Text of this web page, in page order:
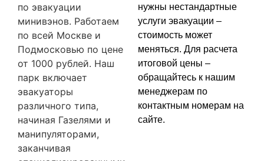
по эвакуации
минивэнов. Работаем
по всей Москве и
Подмосковью по цене
от 1000 рублей. Наш
парк включает
эвакуаторы
различного типа,
начиная Газелями и
манипуляторами,
заканчивая
нужны нестандартные
услуги эвакуации –
стоимость может
меняться. Для расчета
итоговой цены –
обращайтесь к нашим
менеджерам по
контактным номерам на
сайте.